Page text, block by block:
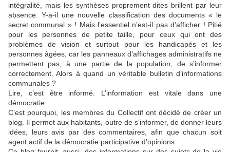
intégralité, mais les synthèses proprement dites brillent par leur
absence. Y-a-il une nouvelle classification des documents « le
secret communal » ! Mais l’essentiel n’est-il pas d’afficher ! Pitié
pour les personnes de petite taille, pour ceux qui ont des
problèmes de vision et surtout pour les handicapés et les
personnes âgées, car les panneaux d’affichages administratifs ne
permettent pas, à une partie de la population, de s’informer
correctement. Alors à quand un véritable bulletin d’informations
communales ?
Lire, c’est être informé. L’information est vitale dans une
démocratie.
C’est pourquoi, les membres du Collectif ont décidé de créer un
blog. Il permet aux habitants, outre de s’informer, de donner leurs
idées, leurs avis par des commentaires, afin que chacun soit
agent actif de la démocratie participative d’opinions.